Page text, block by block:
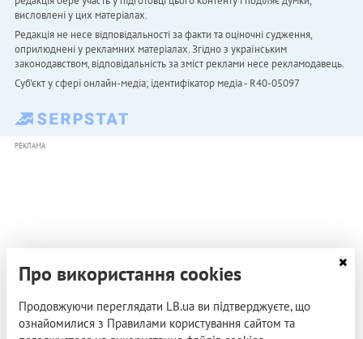
висловлені у цих матеріалах.
Редакція не несе відповідальності за факти та оціночні судження,
оприлюднені у рекламних матеріалах. Згідно з українським
законодавством, відповідальність за зміст реклами несе рекламодавець.
Cуб'єкт у сфері онлайн-медіа; ідентифікатор медіа - R40-05097
РЕКЛАМА
Про використання cookies
Продовжуючи переглядати LB.ua ви підтверджуєте, що
ознайомилися з Правилами користування сайтом та